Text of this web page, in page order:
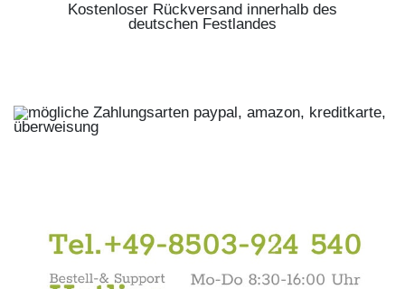
Kostenloser Rückversand innerhalb des
deutschen Festlandes